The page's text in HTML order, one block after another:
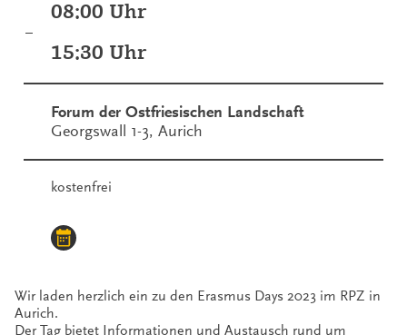
08:00 Uhr
–
15:30 Uhr
Forum der Ostfriesischen Landschaft
Georgswall 1-3, Aurich
kostenfrei
Wir laden herzlich ein zu den Erasmus Days 2023 im RPZ in
Aurich.
Der Tag bietet Informationen und Austausch rund um